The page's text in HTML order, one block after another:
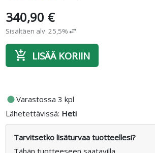
340,90 €
Sisältäen alv. 25,5%swap_horiz
add_shopping_cart LISÄÄ KORIIN
fiber_manual_recordVarastossa 3 kpl
Lähetettävissä: Heti
Tarvitsetko lisäturvaa tuotteellesi?
Tähän tuotteeseen saatavilla